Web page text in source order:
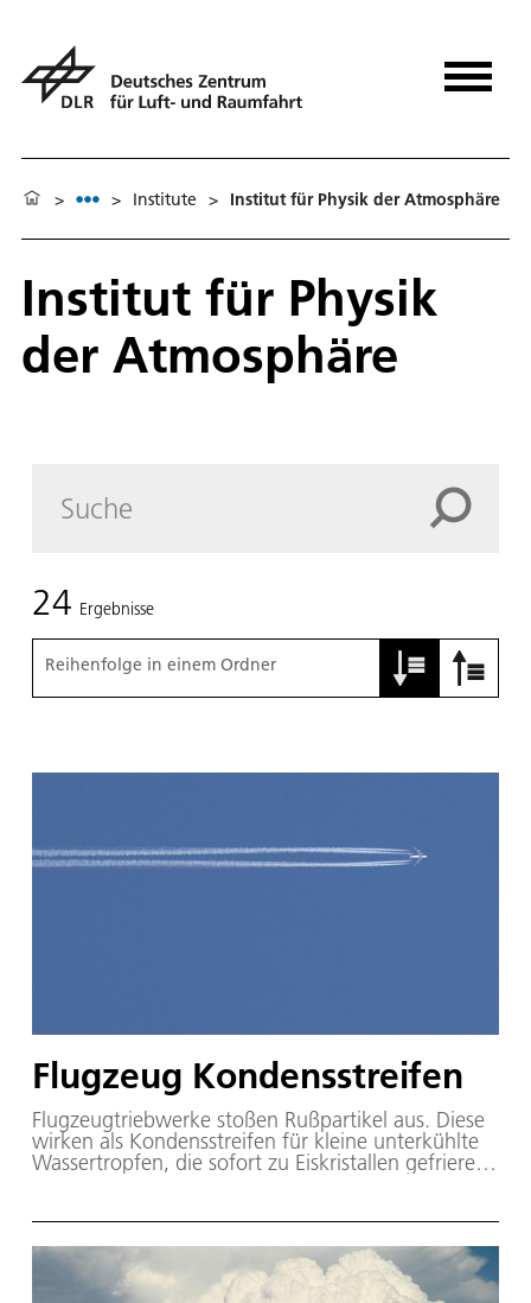
> > Institute > Institut für Physik der Atmosphäre
Institut für Physik
der Atmosphäre
24 Ergebnisse
Reihenfolge in einem Ordner
Flugzeug Kondensstreifen
Flugzeugtriebwerke stoßen Rußpartikel aus. Diese
wirken als Kondensstreifen für kleine unterkühlte
Wassertropfen, die sofort zu Eiskristallen gefrieren